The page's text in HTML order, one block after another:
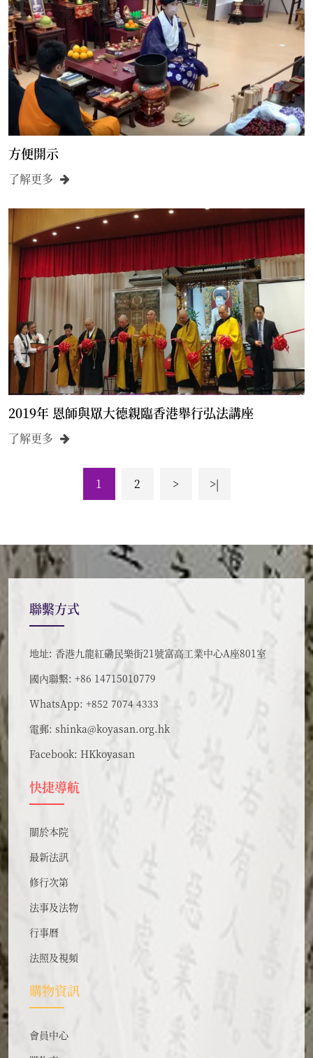
方便開示
了解更多
2019年 恩師與眾大德親臨香港舉行弘法講座
了解更多
1 2 > >|
聯繫方式
地址: 香港九龍紅磡民樂街21號富高工業中心A座801室
國內聯繫: +86 14715010779
WhatsApp: +852 7074 4333
電郵: shinka@koyasan.org.hk
Facebook: HKkoyasan
快捷導航
關於本院
最新法訊
修行次第
法事及法物
行事曆
法照及視頻
購物資訊
會員中心